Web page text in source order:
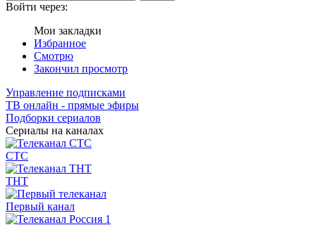
Войти через:
Мои закладки
Избранное
Смотрю
Закончил просмотр
Управление подписками
ТВ онлайн - прямые эфиры
Подборки сериалов
Сериалы на каналах
СТС
ТНТ
Первый канал